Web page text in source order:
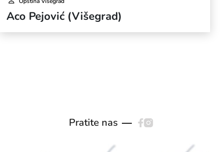
Aco Pejović (Višegrad)
Pratite nas